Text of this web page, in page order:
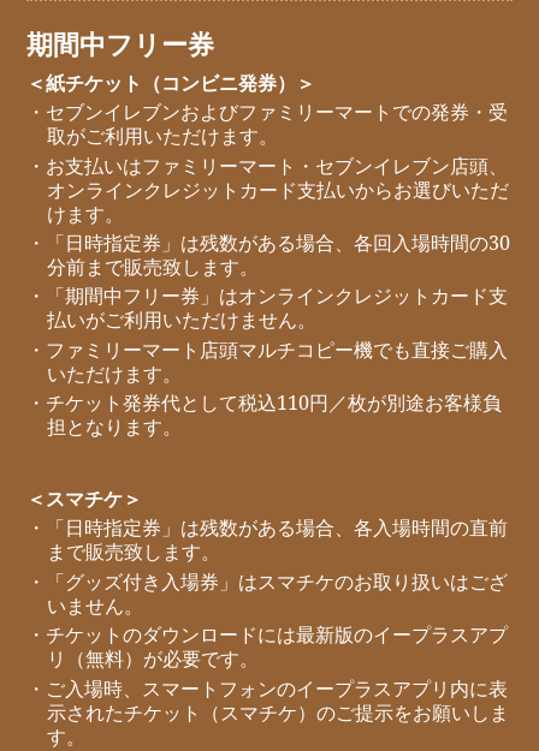
期間中フリー券
＜紙チケット（コンビニ発券）＞
・セブンイレブンおよびファミリーマートでの発券・受
取がご利用いただけます。
・お支払いはファミリーマート・セブンイレブン店頭、
オンラインクレジットカード支払いからお選びいただ
けます。
・「日時指定券」は残数がある場合、各回入場時間の30
分前まで販売致します。
・「期間中フリー券」はオンラインクレジットカード支
払いがご利用いただけません。
・ファミリーマート店頭マルチコピー機でも直接ご購入
いただけます。
・チケット発券代として税込110円／枚が別途お客様負
担となります。
＜スマチケ＞
・「日時指定券」は残数がある場合、各入場時間の直前
まで販売致します。
・「グッズ付き入場券」はスマチケのお取り扱いはござ
いません。
・チケットのダウンロードには最新版のイープラスアプ
リ（無料）が必要です。
・ご入場時、スマートフォンのイープラスアプリ内に表
示されたチケット（スマチケ）のご提示をお願いしま
す。